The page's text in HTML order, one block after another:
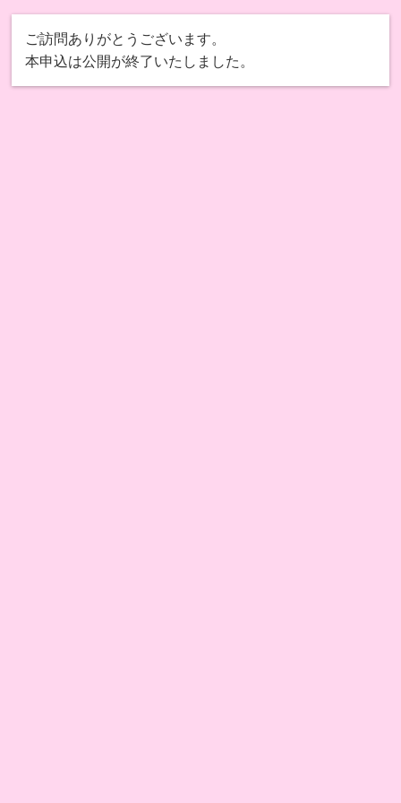
ご訪問ありがとうございます。
本申込は公開が終了いたしました。